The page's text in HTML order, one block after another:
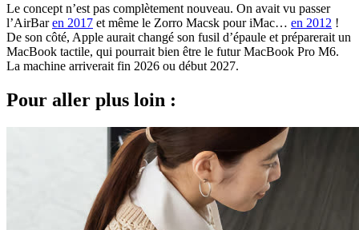
Le concept n’est pas complètement nouveau. On avait vu passer
l’AirBaren 2017 et même le Zorro Macsk pour iMac… en 2012 !
De son côté, Apple aurait changé son fusil d’épaule et préparerait un
MacBook tactile, qui pourrait bien être le futur MacBook Pro M6.
La machine arriverait fin 2026 ou début 2027.
Pour aller plus loin :